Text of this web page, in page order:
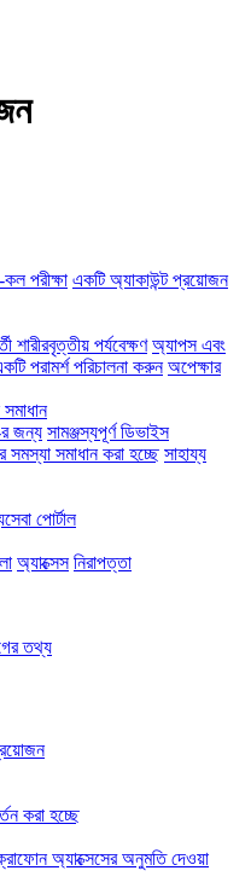
পরীক্ষা একটি অ্যাকাউন্ট প্রয়োজন
শারীরবৃত্তীয় পর্যবেক্ষণ অ্যাপস এবং
পরামর্শ পরিচালনা করুন অপেক্ষার
জন্য সামঞ্জস্যপূর্ণ ডিভাইস
সমাধান করা হচ্ছে সাহায্য
পোর্টাল
অ্যাক্সেস নিরাপত্তা
তথ্য
করা হচ্ছে
অ্যাক্সেসের অনুমতি দেওয়া